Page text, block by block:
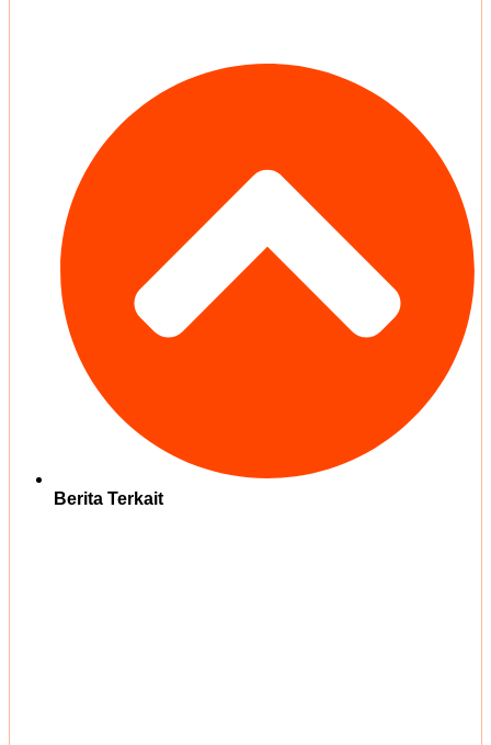
Berita Terkait